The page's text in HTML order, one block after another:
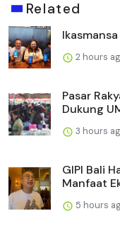
Related
2 hours
Pasar
Dukung
3 hours
GIPI Bali
Manfaat
5 hours